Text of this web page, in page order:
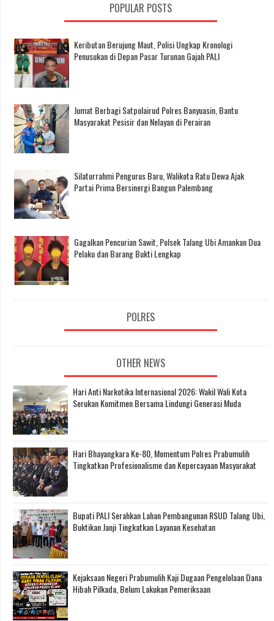
POPULAR POSTS
Keributan Berujung Maut, Polisi Ungkap Kronologi
Penusukan di Depan Pasar Turunan Gajah PALI
Jumat Berbagi Satpolairud Polres Banyuasin, Bantu
Masyarakat Pesisir dan Nelayan di Perairan
Silaturrahmi Pengurus Baru, Walikota Ratu Dewa Ajak
Partai Prima Bersinergi Bangun Palembang
Gagalkan Pencurian Sawit, Polsek Talang Ubi Amankan Dua
Pelaku dan Barang Bukti Lengkap
POLRES
OTHER NEWS
Hari Anti Narkotika Internasional 2026: Wakil Wali Kota
Serukan Komitmen Bersama Lindungi Generasi Muda
Hari Bhayangkara Ke-80, Momentum Polres Prabumulih
Tingkatkan Profesionalisme dan Kepercayaan Masyarakat
Bupati PALI Serahkan Lahan Pembangunan RSUD Talang Ubi,
Buktikan Janji Tingkatkan Layanan Kesehatan
Kejaksaan Negeri Prabumulih Kaji Dugaan Pengelolaan Dana
Hibah Pilkada, Belum Lakukan Pemeriksaan